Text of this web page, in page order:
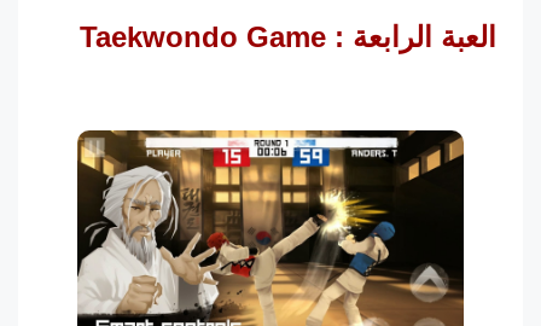
العبة الرابعة : Taekwondo Game